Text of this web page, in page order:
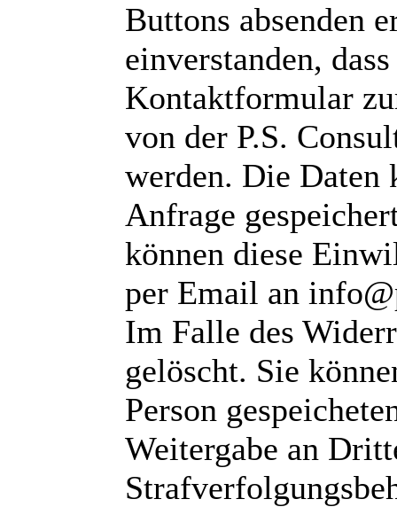
Buttons absenden
einverstanden,
Kontaktformular
von der P.S.
werden. Die Daten
Anfrage
können diese
per Email an
Im Falle des
gelöscht. Sie
Person
Weitergabe an